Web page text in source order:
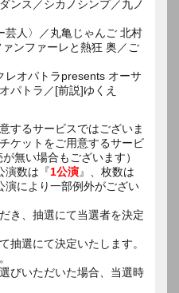
ンス／シカノシンプ／九ノ
芸人〉／丸亀じゃんご 北村
ンファーレと熱狂 奥／ご
レオパトラpresents オーサ
パトラ／[前説]ゆくえ
するサービスではございま
ケットをご用意するサービ
無い場合もございます）
演数は『1公演』、枚数は
演により一部例外がござい
き、抽選にて当選者を決定
抽選にて決定いたします。
びいただいた場合、当選時